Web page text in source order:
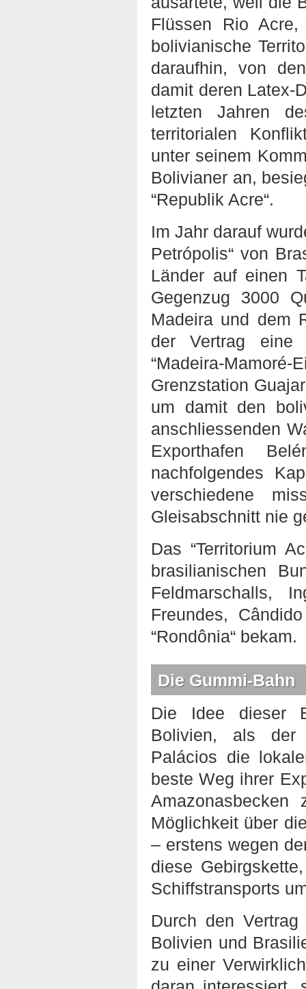
Flüssen Rio
bolivianische
daraufhin, von
damit deren Latex-
letzten Jahren
territorialen
unter seinem
Bolivianer an,
“Republik Acre“.
Im Jahr darauf
Petrópolis“ von
Länder auf einen
Gegenzug 3000
Madeira und dem
der Vertrag eine
“Madeira-
Grenzstation
um damit den
anschliessenden
Exporthafen
nachfolgendes
verschiedene
Gleisabschnitt nie
Das “Territorium
brasilianischen
Feldmarschalls,
Freundes,
“Rondônia“ bekam.
Die Gummi-Bahn
Die Idee dieser
Bolivien, als der
Palácios die
beste Weg ihrer
Möglichkeit über
– erstens wegen
diese
Schiffstransports
Durch den Vertrag
Bolivien und
zu einer